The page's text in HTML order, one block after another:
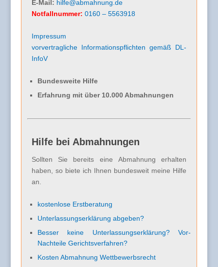
E-Mail: hilfe@abmahnung.de
Notfallnummer: 0160 – 5563918
Impressum
vorvertragliche Informationspflichten gemäß DL-
InfoV
Bundesweite Hilfe
Erfahrung mit über 10.000 Abmahnungen
Hilfe bei Abmahnungen
Sollten Sie bereits eine Abmahnung erhalten
haben, so biete ich Ihnen bundesweit meine Hilfe
an.
kostenlose Erstberatung
Unterlassungserklärung abgeben?
Besser keine Unterlassungserklärung? Vor-
Nachteile Gerichtsverfahren?
Kosten Abmahnung Wettbewerbsrecht